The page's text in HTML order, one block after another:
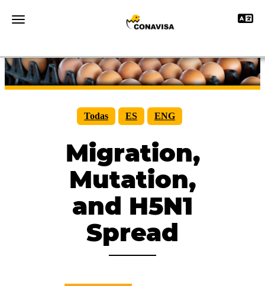
Toggle navigation Toggle
Todas ES ENG
Migration,
Mutation,
and H5N1
Spread